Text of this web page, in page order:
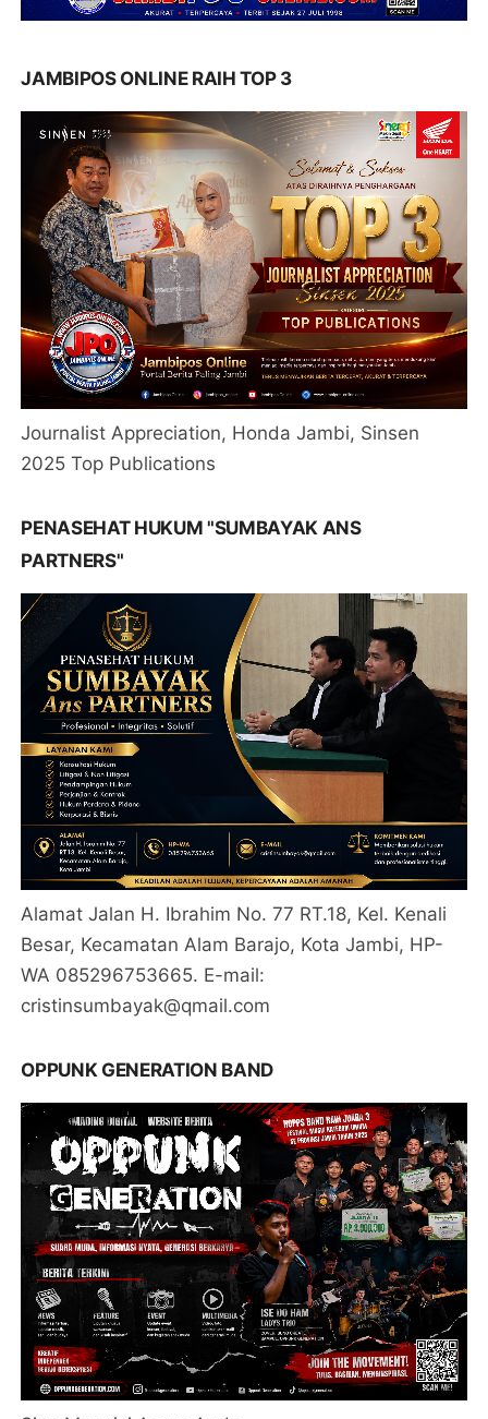
JAMBIPOS ONLINE RAIH TOP 3
Journalist Appreciation, Honda Jambi, Sinsen
2025 Top Publications
PENASEHAT HUKUM "SUMBAYAK ANS
PARTNERS"
Alamat Jalan H. Ibrahim No. 77 RT.18, Kel. Kenali
Besar, Kecamatan Alam Barajo, Kota Jambi, HP-
WA 085296753665. E-mail:
cristinsumbayak@qmail.com
OPPUNK GENERATION BAND